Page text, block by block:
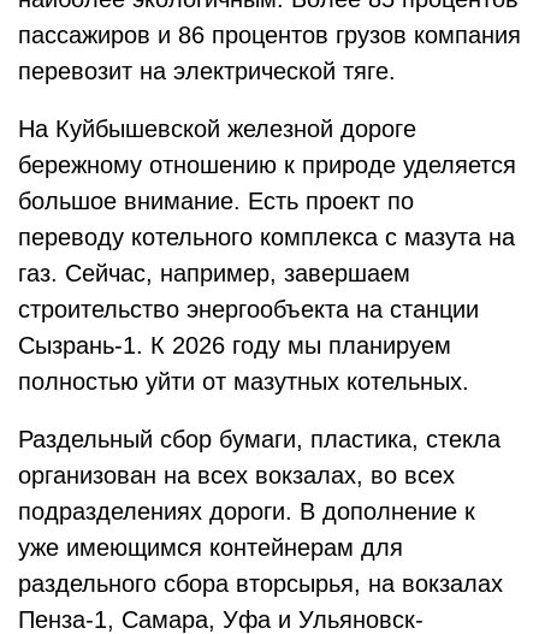
пассажиров и 86 процентов грузов компания
перевозит на электрической тяге.
На Куйбышевской железной дороге
бережному отношению к природе уделяется
большое внимание. Есть проект по
переводу котельного комплекса с мазута на
газ. Сейчас, например, завершаем
строительство энергообъекта на станции
Сызрань-1. К 2026 году мы планируем
полностью уйти от мазутных котельных.
Раздельный сбор бумаги, пластика, стекла
организован на всех вокзалах, во всех
подразделениях дороги. В дополнение к
уже имеющимся контейнерам для
раздельного сбора вторсырья, на вокзалах
Пенза-1, Самара, Уфа и Ульяновск-